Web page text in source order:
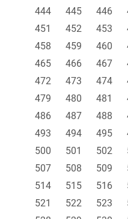
444
445 446
451
452 453
458
459 460
465
466 467
472
473 474
479
480 481
486
487 488
493
494 495
500
501 502
507
508 509
514
515 516
521
522 523